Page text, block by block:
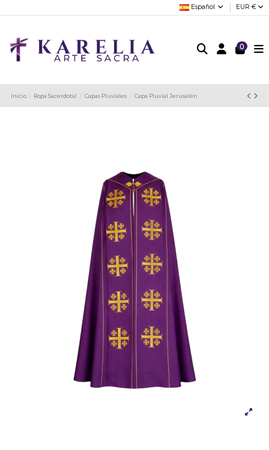
Español EUR €
0
Inicio Ropa Sacerdotal Capas Pluviales Capa Pluvial Jerusalén